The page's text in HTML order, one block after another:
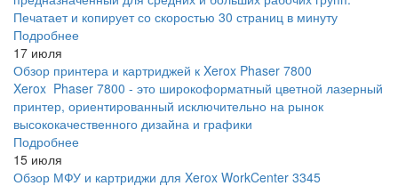
Печатает и копирует со скоростью 30 страниц в минуту
Подробнее
17 июля
Обзор принтера и картриджей к Xerox Phaser 7800
Xerox Phaser 7800 - это широкоформатный цветной лазерный
принтер, ориентированный исключительно на рынок
высококачественного дизайна и графики
Подробнее
15 июля
Обзор МФУ и картриджи для Xerox WorkCenter 3345